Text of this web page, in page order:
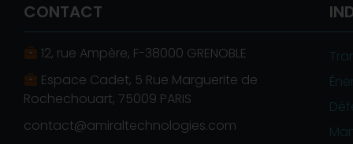
Envoyer
CONTACT
12, rue Ampère, F-38000 GRENOBLE
Espace Cadet, 5 Rue Marguerite de
Rochechouart, 75009 PARIS
contact@amiraltechnologies.com